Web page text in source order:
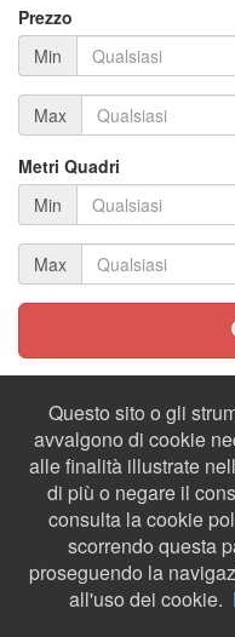
Prezzo
Min
Max
Metri Quadri
Min
Max
Questo sito o gli
avvalgono di cookie
alle finalità illustrate
di più o negare il
consulta la cookie
scorrendo questa
proseguendo la
all'uso dei cookie.